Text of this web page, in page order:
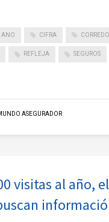
ANO CIFRA
REFLEJA SEGUROS
ASEGURADOR
visitas al año,